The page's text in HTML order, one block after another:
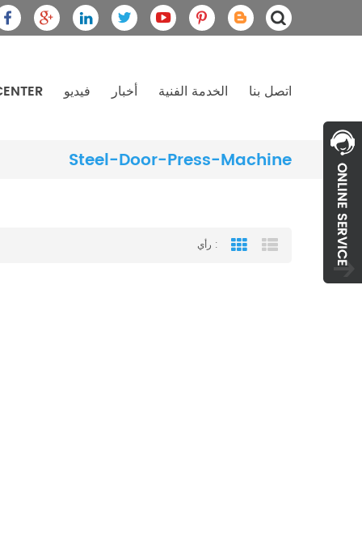
فيديو أخبار الخدمة الفنية اتصل بنا
Steel-Door-Press-Machine
رأي : Grid View